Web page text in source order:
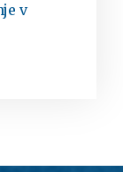
v